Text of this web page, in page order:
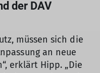
der DAV
müssen sich die
an neue
erklärt Hipp. „Die